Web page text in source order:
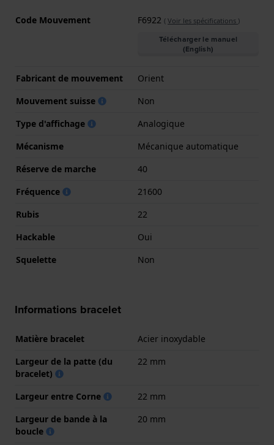
Code Mouvement F6922 ( Voir les spécifications )
Télécharger le manuel
(English)
Fabricant de mouvement
Orient
Mouvement suisse
Non
Type d'affichage
Analogique
Mécanisme
Mécanique automatique
Réserve de marche
40
Fréquence
21600
Rubis
22
Hackable
Oui
Squelette
Non
Informations bracelet
Matière bracelet
Acier inoxydable
Largeur de la patte (du
bracelet)
22 mm
Largeur entre Corne
22 mm
Largeur de bande à la
boucle
20 mm